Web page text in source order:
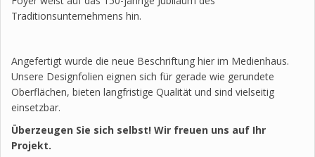
Traditionsunternehmens hin.
Angefertigt wurde die neue Beschriftung hier im Medienhaus.
Unsere Designfolien eignen sich für gerade wie gerundete
Oberflächen, bieten langfristige Qualität und sind vielseitig
einsetzbar.
Überzeugen Sie sich selbst! Wir freuen uns auf Ihr
Projekt.